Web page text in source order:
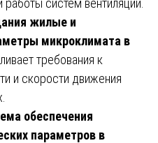
систем вентиляции.
жилые и
микроклимата в
требования к
и скорости движения
обеспечения
параметров в